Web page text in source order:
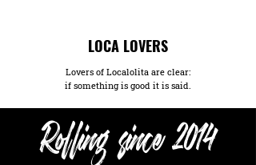
LOCA LOVERS
Lovers of Localolita are clear:
if something is good it is said.
Rolling since 2014